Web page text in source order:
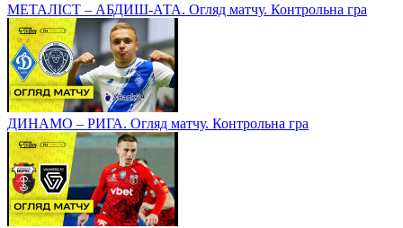
МЕТАЛІСТ – АБДИШ-АТА. Огляд матчу. Контрольна гра
ДИНАМО – РИГА. Огляд матчу. Контрольна гра